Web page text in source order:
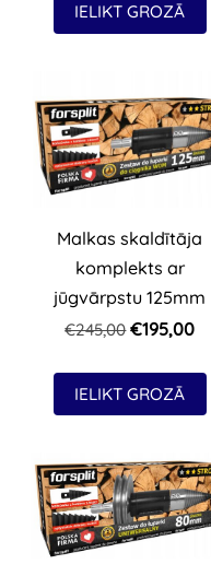
IELIKT GROZĀ
Malkas skaldītāja
komplekts ar
jūgvārpstu 125mm
€245,00 €195,00
IELIKT GROZĀ